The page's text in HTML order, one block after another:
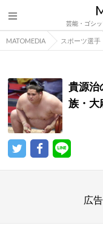
芸能・ゴシ
MATOMEDIA スポーツ選手
貴源治
族・大
広